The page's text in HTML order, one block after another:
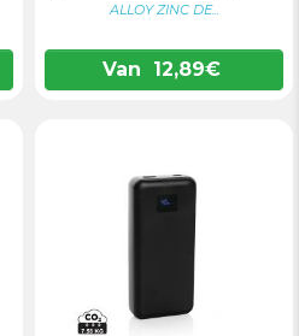
ALLOY ZINC DE...
Van 12,89€